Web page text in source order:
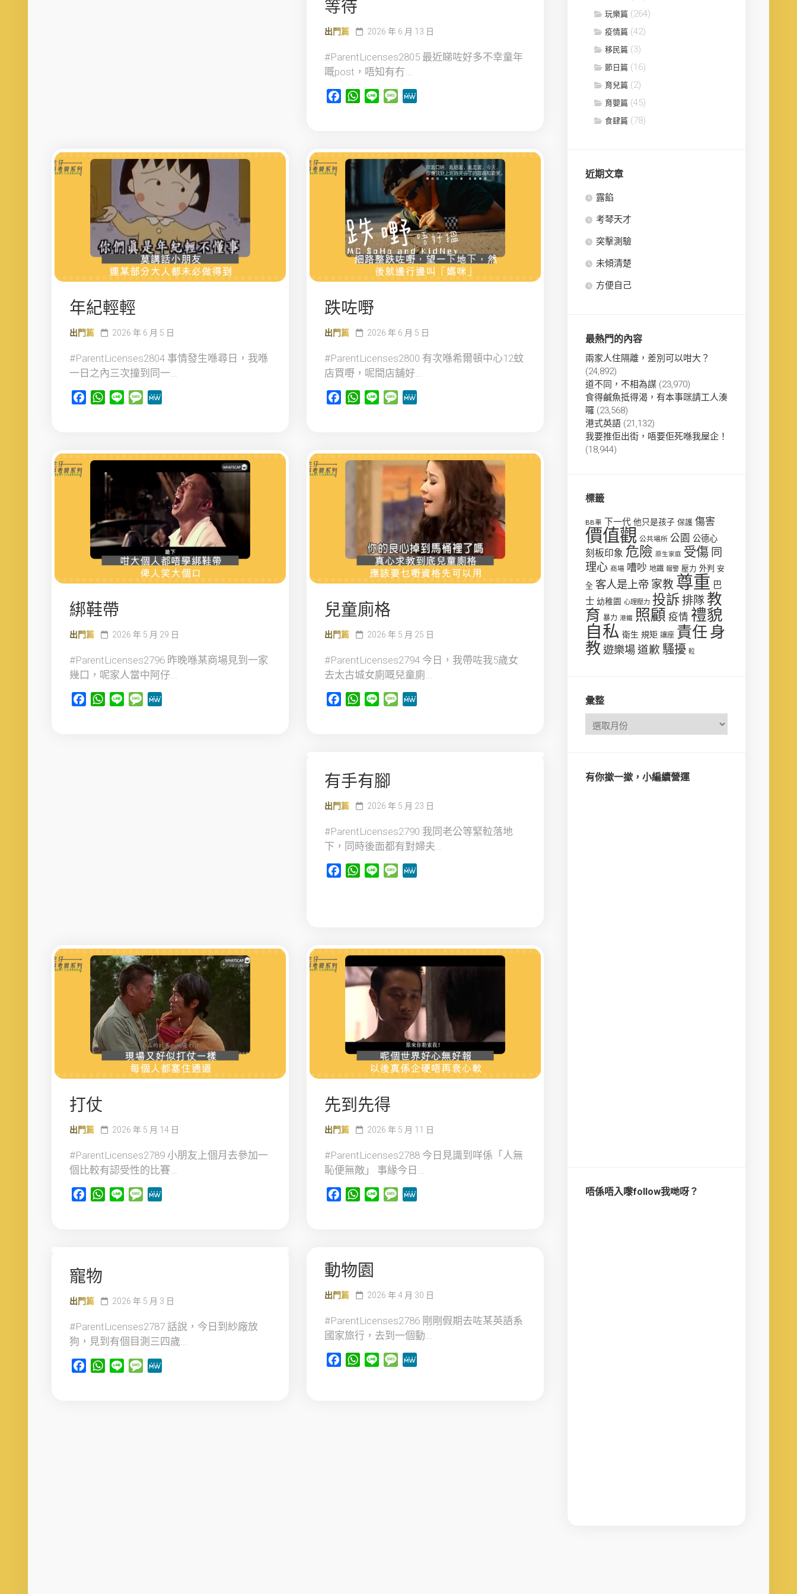
等待
出門篇 2026 年 6 月 13 日
#ParentLicenses2805 最近睇咗好多不幸童年
嘅post，唔知有冇...
FacebookWhatsApp
Line Message
年紀輕輕
出門篇 2026 年 6 月 5 日
#ParentLicenses2804 事情發生喺尋日，我喺
一日之內三次撞到同一...
FacebookWhatsApp
Line Message
跌咗嘢
出門篇 2026 年 6 月 5 日
#ParentLicenses2800 有次喺希爾頓中心12蚊
店買嘢，呢間店舖好...
FacebookWhatsApp
Line Message
綁鞋帶
出門篇 2026 年 5 月 29 日
#ParentLicenses2796 昨晚喺某商場見到一家
幾口，呢家人當中阿仔...
FacebookWhatsApp
Line Message
兒童廁格
出門篇 2026 年 5 月 25 日
#ParentLicenses2794 今日，我帶咗我5歲女
去太古城女廁嘅兒童廁...
FacebookWhatsApp
Line Message
有手有腳
出門篇 2026 年 5 月 23 日
#ParentLicenses2790 我同老公等緊𨋢落地
下，同時後面都有對婦夫...
FacebookWhatsApp
Line Message
打仗
出門篇 2026 年 5 月 14 日
#ParentLicenses2789 小朋友上個月去參加一
個比較有認受性的比賽...
FacebookWhatsApp
Line Message
先到先得
出門篇 2026 年 5 月 11 日
#ParentLicenses2788 今日見識到咩係「人無
恥便無敵」 事緣今日...
FacebookWhatsApp
Line Message
寵物
出門篇 2026 年 5 月 3 日
#ParentLicenses2787 話說，今日到紗廠放
狗，見到有個目測三四歲...
FacebookWhatsApp
Line Message
動物園
出門篇 2026 年 4 月 30 日
#ParentLicenses2786 剛剛假期去咗某英語系
國家旅行，去到一個動...
FacebookWhatsApp
Line Message
玩樂篇 (264)
疫情篇 (42)
移民篇 (3)
節日篇 (16)
育兒篇 (2)
育嬰篇 (45)
食肆篇 (78)
近期文章
露餡
考琴天才
突擊測驗
未傾清楚
方便自己
最熱門的內容
兩家人住隔離，差別可以咁大？
(24,892)
道不同，不相為謀 (23,970)
食得鹹魚抵得渴，有本事咪請工人湊
囉 (23,568)
港式英語 (21,132)
我要推佢出街，唔要佢死喺我屋企！
(18,944)
標籤
BB車 下一代 他只是孩子 保護 傷害
價值觀 公共場所 公園 公德心
刻板印象 危險 原生家庭 受傷 同
理心 商場 嘈吵 地鐵 報警 壓力 外判 安
全 客人是上帝 家教 尊重 巴
士 幼稚園 心理壓力 投訴排隊 教
育 暴力 港鐵 照顧 疫情 禮貌
自私 衛生 規矩 讓座 責任 身
教遊樂場道歉 騷擾 𨋢
彙整
有你撳一撳，小編續營運
唔係唔入嚟follow我哋呀？